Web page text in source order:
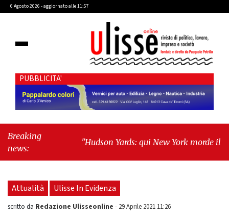
6 Agosto 2026 - aggiornato alle 11:57
PUBBLICITA'
Breaking
news:
"Hudson Yards: qui New York morde il futuro"
Attualità Ulisse In Evidenza
scritto da Redazione Ulisseonline - 29 Aprile 2021 11:26